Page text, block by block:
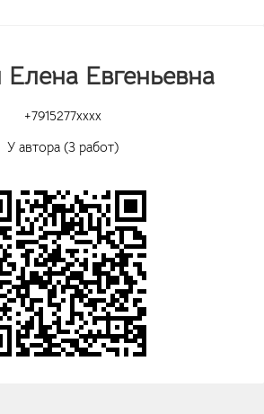
Евгеньевна
+7915277xxxx
У автора (3 работ)